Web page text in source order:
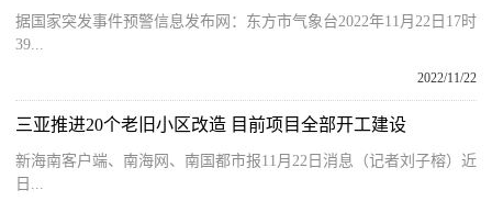
据国家突发事件预警信息发布网：东方市气象台2022年11月22日17时
39...
2022/11/22
三亚推进20个老旧小区改造 目前项目全部开工建设
新海南客户端、南海网、南国都市报11月22日消息（记者刘子榕）近
日...